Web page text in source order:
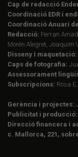
Cap de redacció
Coordinació EDR i
Coordinació Anuari
Redacció: Ferran
Morén Alegret, Joaquim
Disseny i maquetació:
Caps de fotografia:
Assessorament
Subscripcions: Rosa
Gerència i projectes:
Publicitat i producció:
Direcció financera i
c. Mallorca, 221,